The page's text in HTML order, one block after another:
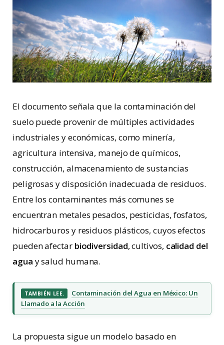
El documento señala que la contaminación del
suelo puede provenir de múltiples actividades
industriales y económicas, como minería,
agricultura intensiva, manejo de químicos,
construcción, almacenamiento de sustancias
peligrosas y disposición inadecuada de residuos.
Entre los contaminantes más comunes se
encuentran metales pesados, pesticidas, fosfatos,
hidrocarburos y residuos plásticos, cuyos efectos
pueden afectar biodiversidad, cultivos, calidad del
agua y salud humana.
TAMBIÉN LEE.
Contaminación del Agua en México: Un
Llamado a la Acción
La propuesta sigue un modelo basado en